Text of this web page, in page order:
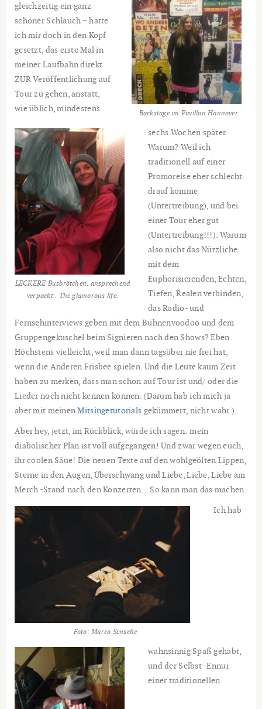
Backstage im Pavillon Hannover.
LECKERE Busbrötchen, ansprechend
verpackt . The glamorous life.
gleichzeitig ein ganz
schöner Schlauch – hatte
ich mir doch in den Kopf
gesetzt, das erste Mal in
meiner Laufbahn direkt
ZUR Veröffentlichung auf
Tour zu gehen, anstatt,
wie üblich, mindestens
sechs Wochen später.
Warum? Weil ich
traditionell auf einer
Promoreise eher schlecht
drauf komme
(Untertreibung), und bei
einer Tour eher gut
(Untertreibung!!!). Warum
also nicht das Nützliche
mit dem
Euphorisierenden, Echten,
Tiefen, Realen verbinden,
das Radio- und
Fernsehinterviews geben mit dem Bühnenvoodoo und dem
Gruppengekuschel beim Signieren nach den Shows? Eben.
Höchstens vielleicht, weil man dann tagsüber nie frei hat,
wenn die Anderen Frisbee spielen. Und die Leute kaum Zeit
haben zu merken, dass man schon auf Tour ist und/ oder die
Lieder noch nicht kennen können. (Darum hab ich mich ja
aber mit meinenMitsingetutorials gekümmert, nicht wahr.)
Aber hey, jetzt, im Rückblick, würde ich sagen: mein
diabolischer Plan ist voll aufgegangen! Und zwar wegen euch,
ihr coolen Säue! Die neuen Texte auf den wohlgeölten Lippen,
Sterne in den Augen, Überschwang und Liebe, Liebe, Liebe am
Merch -Stand nach den Konzerten… So kann man das machen.
Foto: Marco Sensche
Ich hab
wahnsinnig Spaß gehabt,
und der Selbst -Ennui
einer traditionellen